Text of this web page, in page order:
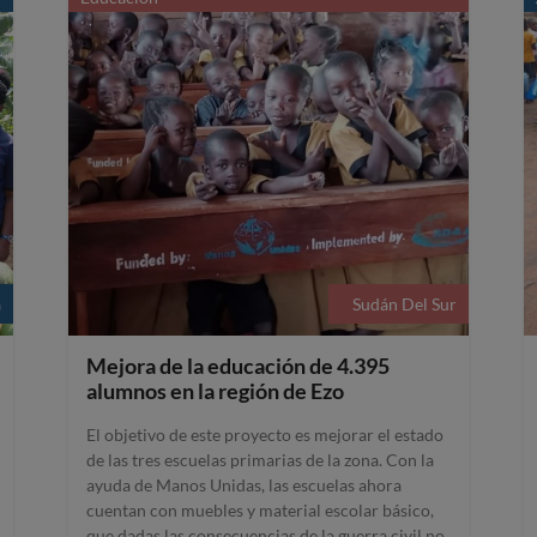
Sudán Del Sur
Mejora de la educación de 4.395
alumnos en la región de Ezo
El objetivo de este proyecto es mejorar el estado
de las tres escuelas primarias de la zona. Con la
ayuda de Manos Unidas, las escuelas ahora
cuentan con muebles y material escolar básico,